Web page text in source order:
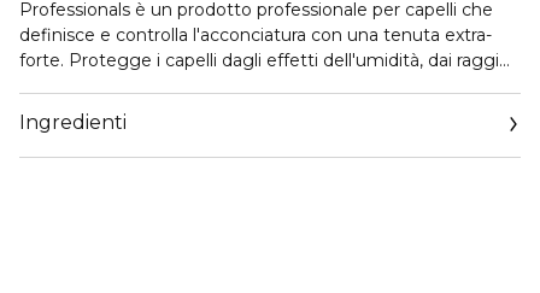
Professionals è un prodotto professionale per capelli che
definisce e controlla l'acconciatura con una tenuta extra-
forte. Protegge i capelli dagli effetti dell'umidità, dai raggi
Ha una texture che dona massima definizione e controllo,
senza appesantire i capelli. Con una delicata fragranza
Ingredienti